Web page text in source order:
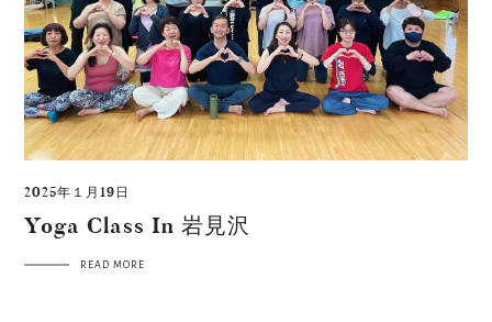
2025年１月19日
Yoga Class In 岩見沢
READ MORE